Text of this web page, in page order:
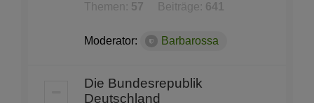
Themen: 57 Beiträge: 641
Moderator: Barbarossa
Die Bundesrepublik
Deutschland